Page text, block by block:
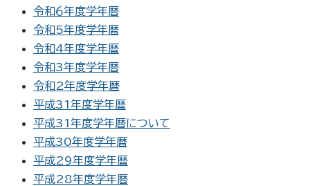
令和６年度学年暦
令和5年度学年暦
令和4年度学年暦
令和3年度学年暦
令和2年度学年暦
平成31年度学年暦
平成31年度学年暦について
平成30年度学年暦
平成29年度学年暦
平成28年度学年暦